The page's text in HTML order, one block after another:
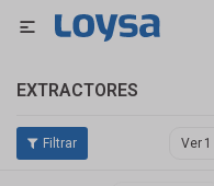

EXTRACTORES
Ver